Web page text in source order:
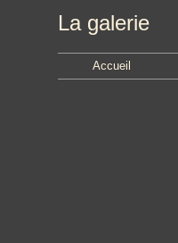
La galerie
Accueil